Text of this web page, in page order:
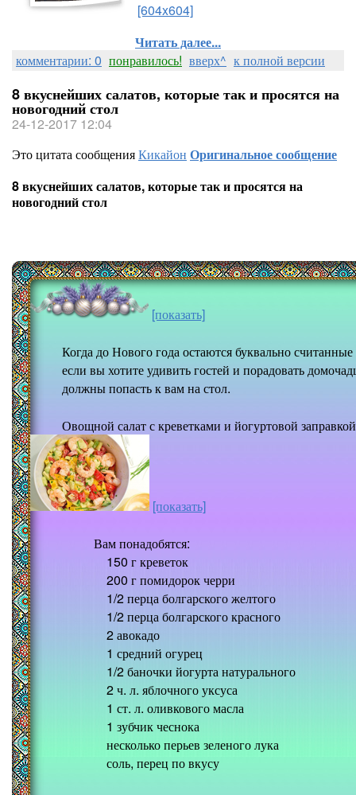
[604x604]
Читать далее...
комментарии: 0 понравилось! вверх^ к полной версии
8 вкуснейших салатов, которые так и просятся на
новогодний стол
24-12-2017 12:04
Это цитата сообщенияКикайон Оригинальное сообщение
8 вкуснейших салатов, которые так и просятся на
новогодний стол
[показать]
Когда до Нового года остаются буквально
если вы хотите удивить гостей и порадовать
должны попасть к вам на стол.
Овощной салат с креветками и йогуртовой заправкой
[показать]
Вам понадобятся:
150 г креветок
200 г помидорок черри
1/2 перца болгарского желтого
1/2 перца болгарского красного
2 авокадо
1 средний огурец
1/2 баночки йогурта натурального
2 ч. л. яблочного уксуса
1 ст. л. оливкового масла
1 зубчик чеснока
несколько перьев зеленого лука
соль, перец по вкусу